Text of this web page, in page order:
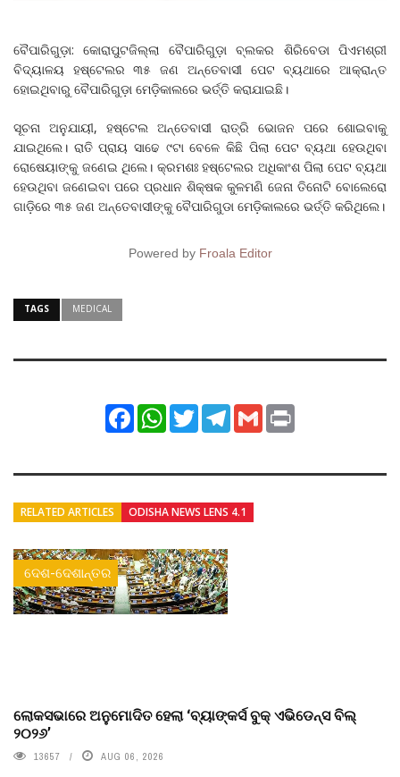
ବୈପାରିଗୁଡ଼ା: କୋରାପୁଟଜିଲ୍ଲା ବୈପାରିଗୁଡ଼ା ବ୍ଲକର ଶିରିବେଡା ପିଏମଶ୍ରୀ
ବିଦ୍ୟାଳୟ ହଷ୍ଟେଲର ୩୫ ଜଣ ଅନ୍ତେବାସୀ ପେଟ ବ୍ୟଥାରେ ଆକ୍ରାନ୍ତ
ହୋଇଥିବାରୁ ବୈପାରିଗୁଡ଼ା ମେଡ଼ିକାଲରେ ଭର୍ତ୍ତି କରାଯାଇଛି।
ସୂଚନା ଅନୁଯାୟୀ, ହଷ୍ଟେଲ ଅନ୍ତେବାସୀ ରାତ୍ରି ଭୋଜନ ପରେ ଶୋଇବାକୁ
ଯାଇଥିଲେ। ରାତି ପ୍ରାୟ ସାଢେ ୯ଟା ବେଳେ କିଛି ପିଲା ପେଟ ବ୍ୟଥା ହେଉଥିବା
ରୋଷେୟାଙ୍କୁ ଜଣେଇ ଥିଲେ। କ୍ରମଶଃ ହଷ୍ଟେଲର ଅଧିକାଂଶ ପିଲା ପେଟ ବ୍ୟଥା
ହେଉଥିବା ଜଣେଇବା ପରେ ପ୍ରଧାନ ଶିକ୍ଷକ କୁଳମଣି ଜେନା ତିନୋଟି ବୋଲେରୋ
ଗାଡ଼ିରେ ୩୫ ଜଣ ଅନ୍ତେବାସୀଙ୍କୁ ବୈପାରିଗୁଡା ମେଡ଼ିକାଲରେ ଭର୍ତ୍ତି କରିଥିଲେ।
Powered by Froala Editor
TAGS MEDICAL
FacebookWhatsApp
TwitterTelegram
Gmail
RELATED ARTICLES ODISHA NEWS LENS 4.1
ଦେଶ-ଦେଶାନ୍ତର
ଲୋକସଭାରେ ଅନୁମୋଦିତ ହେଲା ‘ବ୍ୟାଙ୍କର୍ସ ବୁକ୍ ଏଭିଡେନ୍ସ ବିଲ୍
୨୦୨୬’
13657 AUG 06, 2026